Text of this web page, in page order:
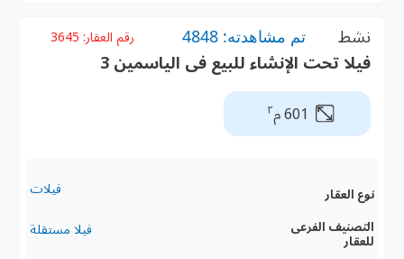
نشط تم مشاهدته: 4848 رقم العقار: 3645
فيلا تحت الإنشاء للبيع فى الياسمين 3
601 م ٢
نوع العقار فيلات
التصنيف الفرعى
للعقار
فيلا مستقلة